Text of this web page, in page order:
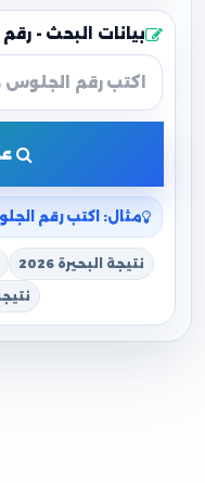
بيانات البحث -
مثال: اكتب رقم
نتيجة البحيرة 2026